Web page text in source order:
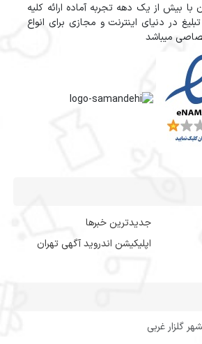
بیش از یک دهه تجربه آماده ارائه کلیه
در دنیای اینترنت و مجازی برای انواع
میباشد
جدیدترین خبرها
اپلیکیشن اندروید آگهی تهران
گلزار غربی